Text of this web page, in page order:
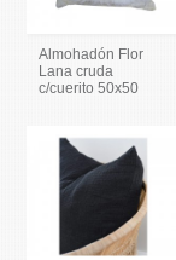
Almohadón Flor
Lana cruda
c/cuerito 50x50